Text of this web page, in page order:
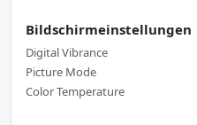
Bildschirmeinstellungen
Digital Vibrance
Picture Mode
Color Temperature